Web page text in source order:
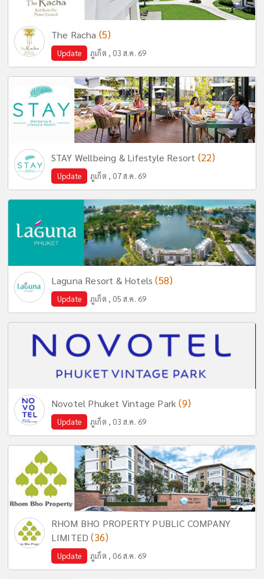
The Racha (5)
Update ภูเก็ต , 03 ส.ค. 69
STAY Wellbeing & Lifestyle Resort (22)
Update ภูเก็ต , 07 ส.ค. 69
Laguna Resort & Hotels(58)
Update ภูเก็ต , 05 ส.ค. 69
Novotel Phuket Vintage Park(9)
Update ภูเก็ต , 03 ส.ค. 69
RHOM BHO PROPERTY PUBLIC COMPANY
LIMITED(36)
Update ภูเก็ต , 06 ส.ค. 69